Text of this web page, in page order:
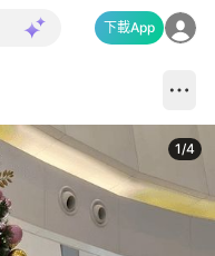
下載App
1/4